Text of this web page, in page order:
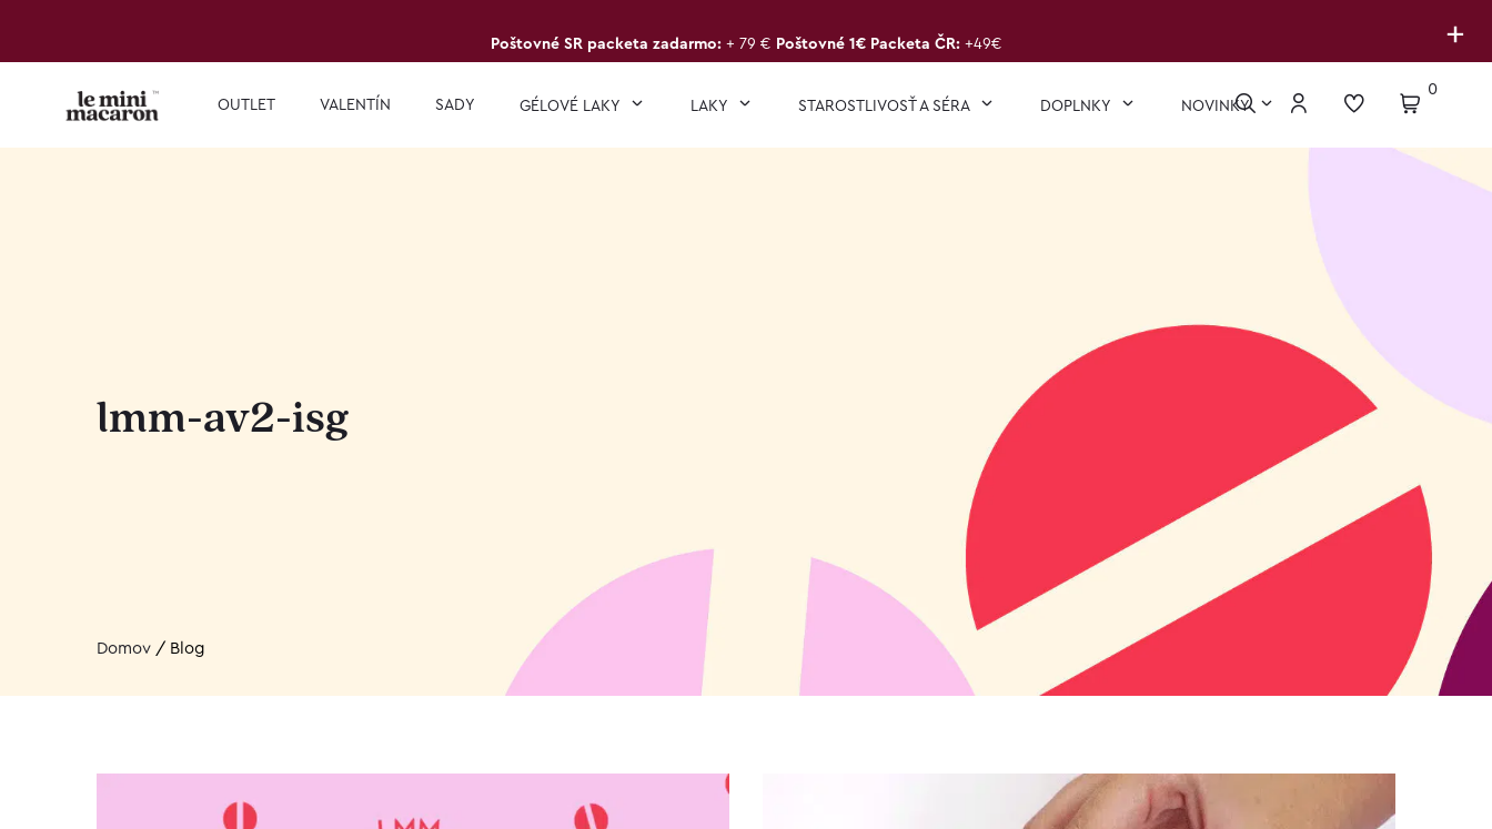
+
Poštovné SR packeta zadarmo: + 79 € Poštovné 1€ Packeta ČR: +49€
OUTLET VALENTÍN SADY GÉLOVÉ LAKY LAKY STAROSTLIVOSŤ A SÉRA DOPLNKY NOVINKY
0
lmm-av2-isg
Domov / Blog